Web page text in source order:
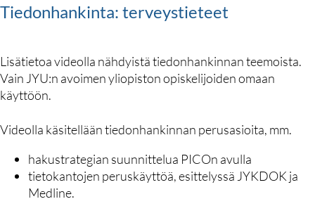
Tiedonhankinta: terveystieteet
Lisätietoa videolla nähdyistä tiedonhankinnan teemoista.
Vain JYU:n avoimen yliopiston opiskelijoiden omaan
käyttöön.
Videolla käsitellään tiedonhankinnan perusasioita, mm.
hakustrategian suunnittelua PICOn avulla
tietokantojen peruskäyttöä, esittelyssä JYKDOK ja
Medline.